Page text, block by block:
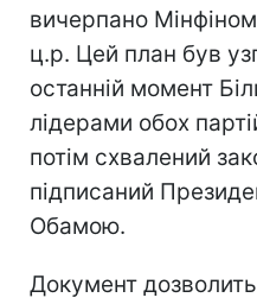
вичерпано
ц.р. Цей план був
останній момент
лідерами обох
потім схвалений
підписаний
Обамою.
Документ